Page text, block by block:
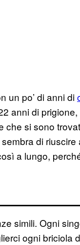
un po’ di anni di
anni di
si sono
di riuscire
a lungo,
simili. Ogni
ogni briciola